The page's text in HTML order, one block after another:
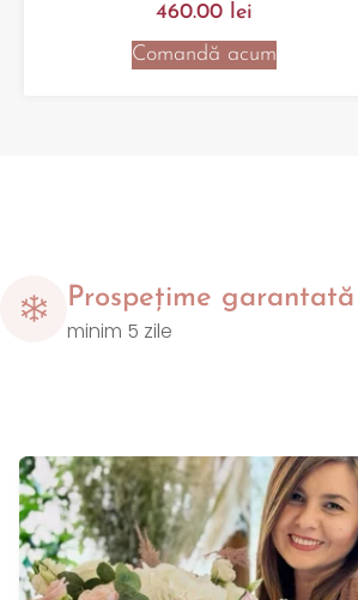
460.00 lei
Comandă acum
Prospețime garantată
minim 5 zile